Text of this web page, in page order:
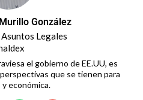
González
Legales
el gobierno de EE.UU, es
que se tienen para
económica.